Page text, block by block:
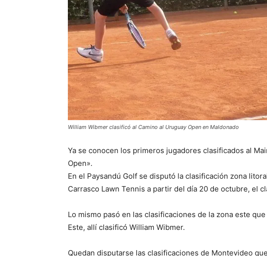
William Wibmer clasificó al Camino al Uruguay Open en Maldonado
Ya se conocen los primeros jugadores clasificados al
Open».
En el Paysandú Golf se disputó la clasificación zona
Carrasco Lawn Tennis a partir del día 20 de octubre, el
Lo mismo pasó en las clasificaciones de la zona este
Este, allí clasificó William Wibmer.
Quedan disputarse las clasificaciones de Montevideo